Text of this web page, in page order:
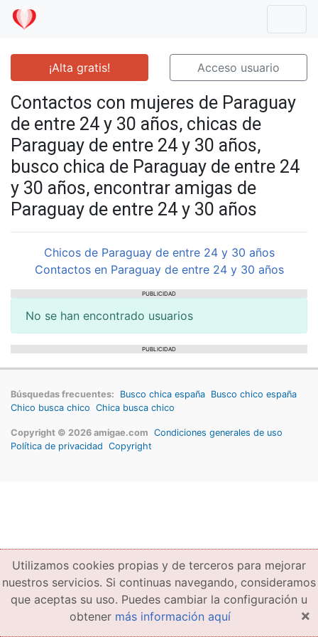
¡Alta gratis! Acceso usuario
Contactos con mujeres de Paraguay
de entre 24 y 30 años, chicas de
Paraguay de entre 24 y 30 años,
busco chica de Paraguay de entre 24
y 30 años, encontrar amigas de
Paraguay de entre 24 y 30 años
Chicos de Paraguay de entre 24 y 30 años
Contactos en Paraguay de entre 24 y 30 años
PUBLICIDAD
No se han encontrado usuarios
PUBLICIDAD
Búsquedas frecuentes: Busco chica españa Busco chico españa
Chico busca chico Chica busca chico
Copyright © 2026 amigae.com Condiciones generales de uso
Política de privacidad Copyright
Utilizamos cookies propias y de terceros para mejorar
nuestros servicios. Si continuas navegando, consideramos
que aceptas su uso. Puedes cambiar la configuración u
obtener más información aquí ×